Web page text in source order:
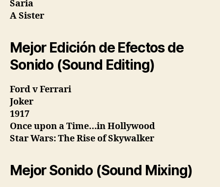
Saria
A Sister
Mejor Edición de Efectos de
Sonido (Sound Editing)
Ford v Ferrari
Joker
1917
Once upon a Time…in Hollywood
Star Wars: The Rise of Skywalker
Mejor Sonido (Sound Mixing)